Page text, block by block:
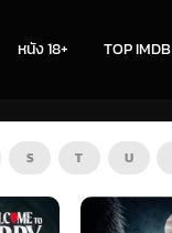
หนัง 18+ TOP IMDB
S T U
HD